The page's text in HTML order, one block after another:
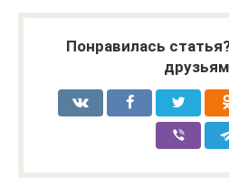
Понравилась